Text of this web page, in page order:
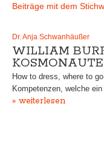
Beiträge mit dem
Dr. Anja Schwanhäußer
WILLIAM
How to dress, where to
Kompetenzen, welche
» weiterlesen